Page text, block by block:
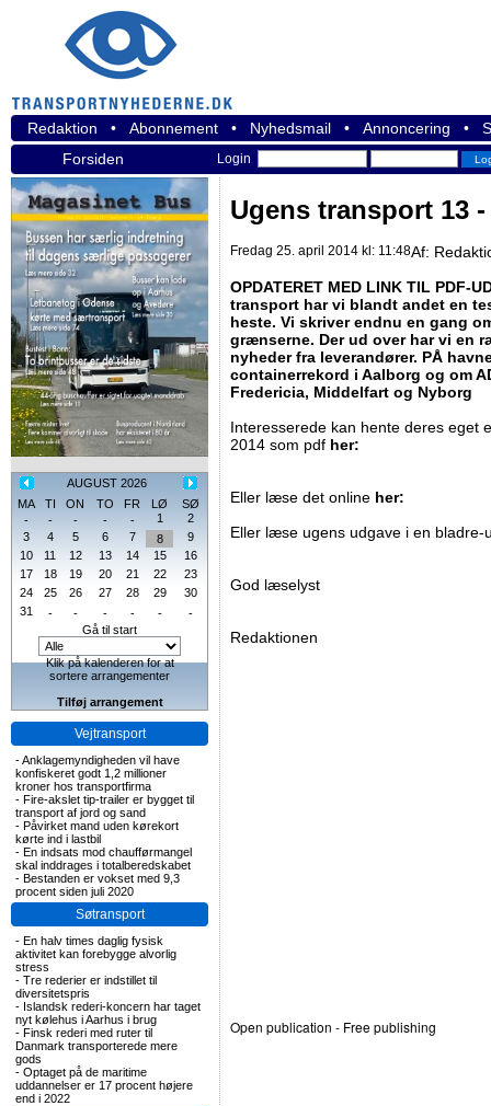
Redaktion • Abonnement • Nyhedsmail • Annoncering •
Forsiden
Login
AUGUST 2026
MA
TI ON TO FR LØ
SØ
-
- - - - 1
2
3
4 5 6 7 8
9
10
11 12 13 14 15
16
17
18 19 20 21 22
23
24
25 26 27 28 29
30
31
- - - - -
-
Gå til start
Klik på kalenderen for at
sortere arrangementer
Tilføj arrangement
Vejtransport
-Anklagemyndigheden vil have
konfiskeret godt 1,2 millioner
kroner hos transportfirma
- Fire-akslet tip-trailer er bygget til
transport af jord og sand
- Påvirket mand uden kørekort
kørte ind i lastbil
- En indsats mod chaufførmangel
skal inddrages i totalberedskabet
- Bestanden er vokset med 9,3
procent siden juli 2020
Søtransport
- En halv times daglig fysisk
aktivitet kan forebygge alvorlig
stress
- Tre rederier er indstillet til
diversitetspris
- Islandsk rederi-koncern har taget
nyt kølehus i Aarhus i brug
- Finsk rederi med ruter til
Danmark transporterede mere
gods
- Optaget på de maritime
uddannelser er 17 procent højere
end i 2022
Ugens transport 13
Fredag 25. april 2014 kl: 11:48Af:
OPDATERET MED LINK TIL PDF-
transport har vi blandt andet en
heste. Vi skriver endnu en gang
grænserne. Der ud over har vi en
nyheder fra leverandører. PÅ
containerrekord i Aalborg og om
Fredericia, Middelfart og Nyborg
Interesserede kan hente deres eget
2014 som pdf her:
Eller læse det online her:
Eller læse ugens udgave i en bladre-
God læselyst
Redaktionen
Open publication - Freepublishing